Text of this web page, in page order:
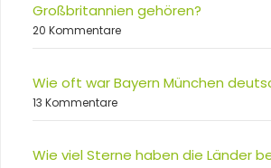
Großbritannien gehören?
20 Kommentare
Wie oft war Bayern München
13 Kommentare
Wie viel Sterne haben die Länder